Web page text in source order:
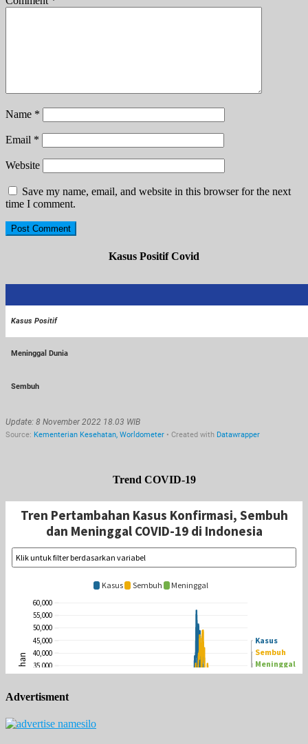
Name *
Email *
Website
Save my name, email, and website in this browser for the next
time I comment.
Kasus Positif Covid
Trend COVID-19
Advertisment